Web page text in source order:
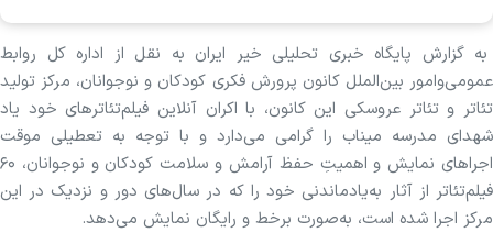
به گزارش پایگاه خبری تحلیلی خیر ایران به نقل از اداره کل روابط
عمومی‌وامور بین‌الملل کانون پرورش فکری کودکان و نوجوانان، مرکز تولید
تئاتر و تئاتر عروسکی این کانون، با اکران آنلاین فیلم‌تئاترهای خود یاد
شهدای مدرسه میناب را گرامی می‌دارد و با توجه به تعطیلی موقت
اجراهای نمایش و اهمیتِ حفظ آرامش و سلامت کودکان و نوجوانان، ۶۰
فیلم‌تئاتر از آثار به‌یادماندنی خود را که در سال‌های دور و نزدیک در این
مرکز اجرا شده‌ است، به‌صورت برخط و رایگان نمایش می‌دهد.